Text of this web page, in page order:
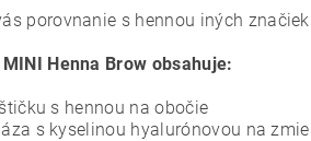
porovnanie s hennou iných
Henna Brow obsahuje:
s hennou na obočie
s kyselinou hyalurónovou na